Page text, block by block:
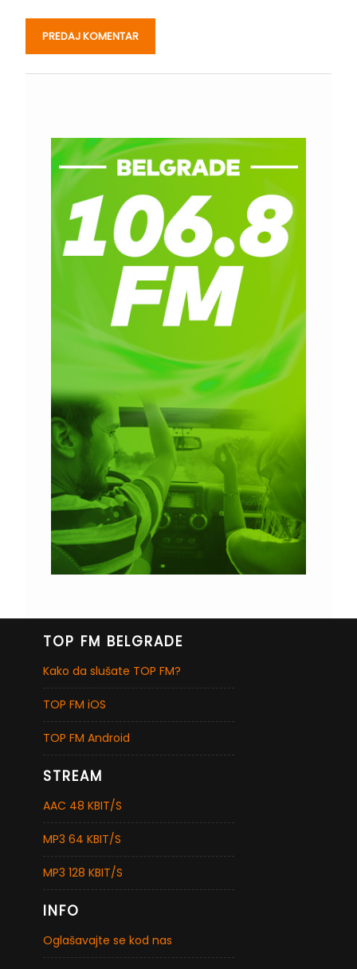
TOP FM BELGRADE
Kako da slušate TOP FM?
TOP FM iOS
TOP FM Android
STREAM
AAC 48 KBIT/S
MP3 64 KBIT/S
MP3 128 KBIT/S
INFO
Oglašavajte se kod nas